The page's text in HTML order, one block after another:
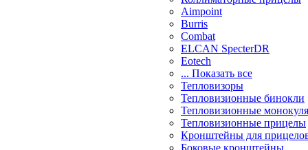
Aimpoint
Burris
Combat
ELCAN SpecterDR
Eotech
... Показать все
Тепловизоры
Тепловизионные бинокли
Тепловизионные
Тепловизионные прицелы
Кронштейны для
Боковые кронштейны